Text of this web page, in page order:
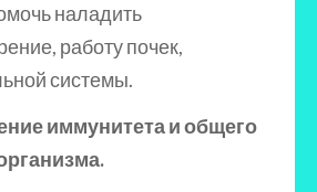
наладить
работу почек,
системы.
иммунитета и общего